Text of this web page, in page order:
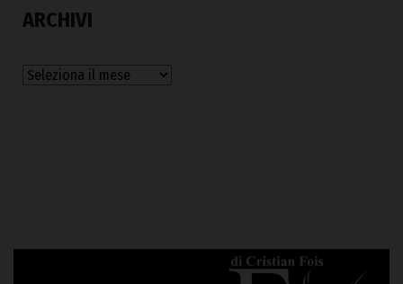
ARCHIVI
Archivi